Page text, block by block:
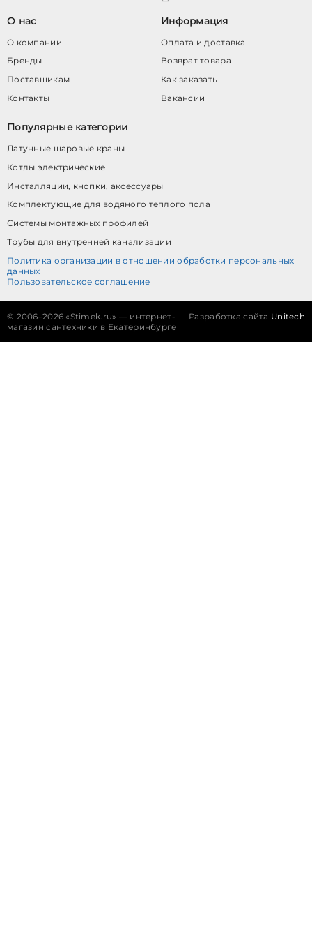
О нас
О компании
Бренды
Поставщикам
Контакты
Информация
Оплата и доставка
Возврат товара
Как заказать
Вакансии
Популярные категории
Латунные шаровые краны
Котлы электрические
Инсталляции, кнопки, аксессуары
Комплектующие для водяного теплого пола
Системы монтажных профилей
Трубы для внутренней канализации
Политика организации в отношении обработки персональных
данных
Пользовательское соглашение
© 2006–2026 «Stimek.ru» — интернет-
магазин сантехники в Екатеринбурге
Разработка сайта Unitech